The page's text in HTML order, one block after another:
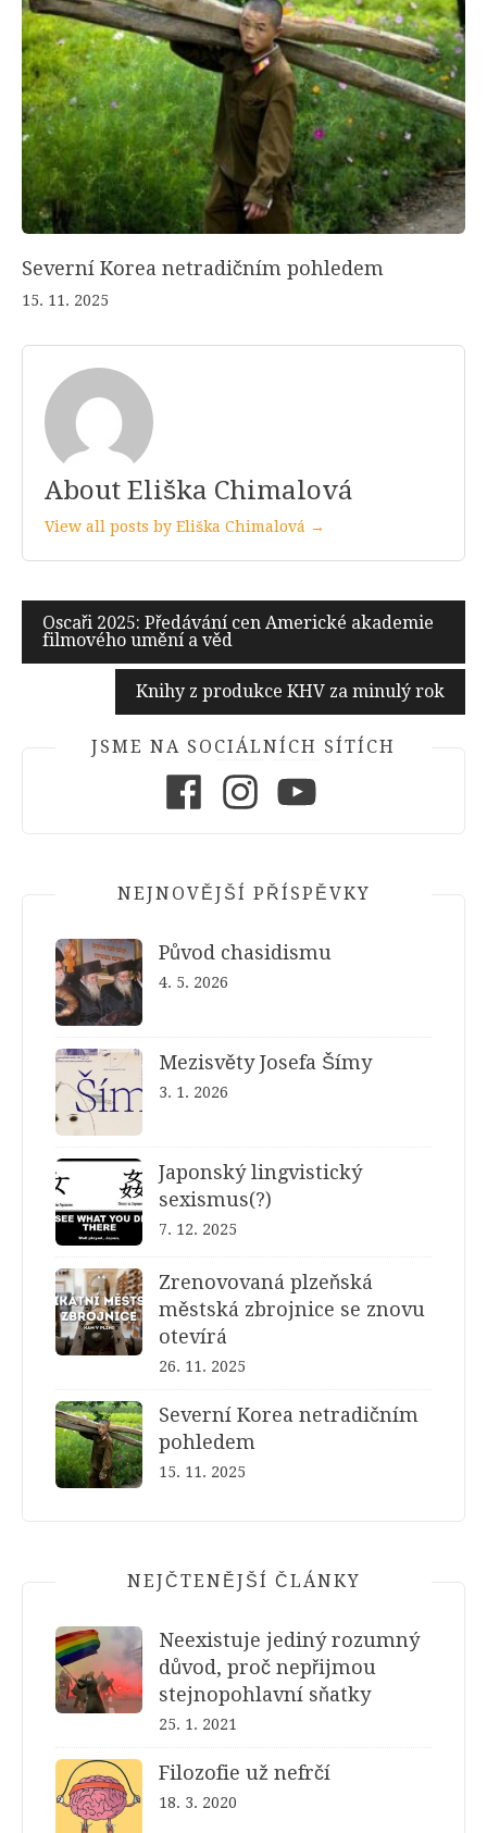
Severní Korea netradičním pohledem
15. 11. 2025
About Eliška Chimalová
View all posts by Eliška Chimalová →
Navigace
pro
příspěvek
Oscaři 2025: Předávání cen Americké akademie
filmového umění a věd
Knihy z produkce KHV za minulý rok
JSME NA SOCIÁLNÍCH SÍTÍCH
NEJNOVĚJŠÍ PŘÍSPĚVKY
Původ chasidismu
4. 5. 2026
Mezisvěty Josefa Šímy
3. 1. 2026
Japonský lingvistický
sexismus(?)
7. 12. 2025
Zrenovovaná plzeňská
městská zbrojnice se znovu
otevírá
26. 11. 2025
Severní Korea netradičním
pohledem
15. 11. 2025
NEJČTENĚJŠÍ ČLÁNKY
Neexistuje jediný rozumný
důvod, proč nepřijmou
stejnopohlavní sňatky
25. 1. 2021
Filozofie už nefrčí
18. 3. 2020